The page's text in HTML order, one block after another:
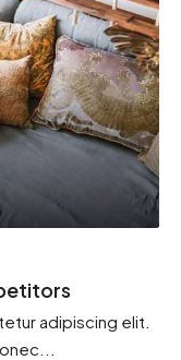
adipiscing elit.